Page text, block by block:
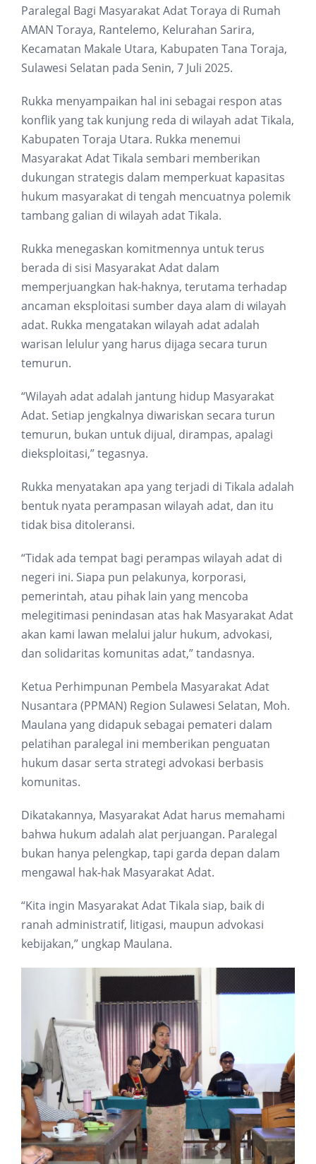
Paralegal Bagi Masyarakat Adat Toraya di Rumah
AMAN Toraya, Rantelemo, Kelurahan Sarira,
Kecamatan Makale Utara, Kabupaten Tana Toraja,
Sulawesi Selatan pada Senin, 7 Juli 2025.
Rukka menyampaikan hal ini sebagai respon atas
konflik yang tak kunjung reda di wilayah adat Tikala,
Kabupaten Toraja Utara. Rukka menemui
Masyarakat Adat Tikala sembari memberikan
dukungan strategis dalam memperkuat kapasitas
hukum masyarakat di tengah mencuatnya polemik
tambang galian di wilayah adat Tikala.
Rukka menegaskan komitmennya untuk terus
berada di sisi Masyarakat Adat dalam
memperjuangkan hak-haknya, terutama terhadap
ancaman eksploitasi sumber daya alam di wilayah
adat. Rukka mengatakan wilayah adat adalah
warisan lelulur yang harus dijaga secara turun
temurun.
“Wilayah adat adalah jantung hidup Masyarakat
Adat. Setiap jengkalnya diwariskan secara turun
temurun, bukan untuk dijual, dirampas, apalagi
dieksploitasi,” tegasnya.
Rukka menyatakan apa yang terjadi di Tikala adalah
bentuk nyata perampasan wilayah adat, dan itu
tidak bisa ditoleransi.
“Tidak ada tempat bagi perampas wilayah adat di
negeri ini. Siapa pun pelakunya, korporasi,
pemerintah, atau pihak lain yang mencoba
melegitimasi penindasan atas hak Masyarakat Adat
akan kami lawan melalui jalur hukum, advokasi,
dan solidaritas komunitas adat,” tandasnya.
Ketua Perhimpunan Pembela Masyarakat Adat
Nusantara (PPMAN) Region Sulawesi Selatan, Moh.
Maulana yang didapuk sebagai pemateri dalam
pelatihan paralegal ini memberikan penguatan
hukum dasar serta strategi advokasi berbasis
komunitas.
Dikatakannya, Masyarakat Adat harus memahami
bahwa hukum adalah alat perjuangan. Paralegal
bukan hanya pelengkap, tapi garda depan dalam
mengawal hak-hak Masyarakat Adat.
“Kita ingin Masyarakat Adat Tikala siap, baik di
ranah administratif, litigasi, maupun advokasi
kebijakan,” ungkap Maulana.